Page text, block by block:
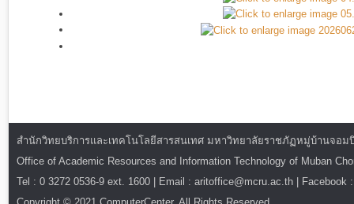
สำนักวิทยบริการและเทคโนโลยีสารสนเทศ มหาวิทยาลัยราชภัฏหมู่บ้านจอ
Office of Academic Resources and Information Technology of Muban
Tel : 0 3272 0536-9 ext. 1600 | Email : aritoffice@mcru.ac.th | Facebook